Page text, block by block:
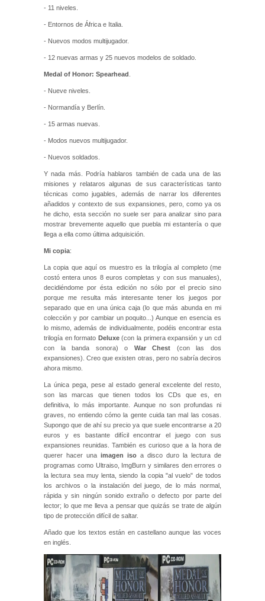
- 11 niveles.
- Entornos de África e Italia.
- Nuevos modos multijugador.
- 12 nuevas armas y 25 nuevos modelos de soldado.
Medal of Honor: Spearhead
- Nueve niveles.
- Normandía y Berlín.
- 15 armas nuevas.
- Modos nuevos multijugador.
- Nuevos soldados.
Y nada más. Podría hablaros también de cada una de las
misiones y relataros algunas de sus características tanto
técnicas como jugables, además de narrar los diferentes
añadidos y contexto de sus expansiones, pero, como ya os
he dicho, esta sección no suele ser para analizar sino para
mostrar brevemente aquello que puebla mi estantería o que
llega a ella como última adquisición.
Mi copia:
La copia que aquí os muestro es la trilogía al completo (me
costó entera unos 8 euros completas y con sus manuales),
decidiéndome por ésta edición no sólo por el precio sino
porque me resulta más interesante tener los juegos por
separado que en una única caja (lo que más abunda en mi
colección y por cambiar un poquito...) Aunque en esencia es
lo mismo, además de individualmente, podéis encontrar esta
trilogía en formato Deluxe(con la primera expansión y un cd
con la banda sonora) o War Chest (con las dos
expansiones). Creo que existen otras, pero no sabría deciros
ahora mismo.
La única pega, pese al estado general excelente del resto,
son las marcas que tienen todos los CDs que es, en
definitiva, lo más importante. Aunque no son profundas ni
graves, no entiendo cómo la gente cuida tan mal las cosas.
Supongo que de ahí su precio ya que suele encontrarse a 20
euros y es bastante difícil encontrar el juego con sus
expansiones reunidas. También es curioso que a la hora de
querer hacer una imagen iso a disco duro la lectura de
programas como Ultraiso, ImgBurn y similares den errores o
la lectura sea muy lenta, siendo la copia "al vuelo" de todos
los archivos o la instalación del juego, de lo más normal,
rápida y sin ningún sonido extraño o defecto por parte del
lector; lo que me lleva a pensar que quizás se trate de algún
tipo de protección difícil de saltar.
Añado que los textos están en castellano aunque las voces
en inglés.